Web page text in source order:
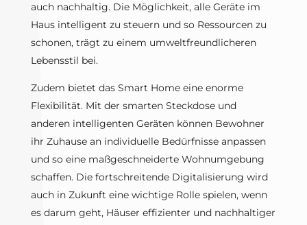
auch nachhaltig. Die Möglichkeit, alle Geräte im
Haus intelligent zu steuern und so Ressourcen zu
schonen, trägt zu einem umweltfreundlicheren
Lebensstil bei.
Zudem bietet das Smart Home eine enorme
Flexibilität. Mit der smarten Steckdose und
anderen intelligenten Geräten können Bewohner
ihr Zuhause an individuelle Bedürfnisse anpassen
und so eine maßgeschneiderte Wohnumgebung
schaffen. Die fortschreitende Digitalisierung wird
auch in Zukunft eine wichtige Rolle spielen, wenn
es darum geht, Häuser effizienter und nachhaltiger